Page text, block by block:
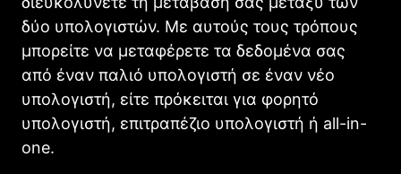
δύο υπολογιστών. Με αυτούς τους τρόπους
μπορείτε να μεταφέρετε τα δεδομένα σας
από έναν παλιό υπολογιστή σε έναν νέο
υπολογιστή, είτε πρόκειται για φορητό
υπολογιστή, επιτραπέζιο υπολογιστή ή all-in-
one.